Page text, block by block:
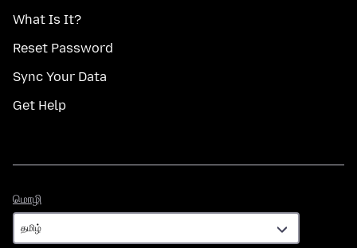
What Is It?
Reset Password
Sync Your Data
Get Help
மொழி